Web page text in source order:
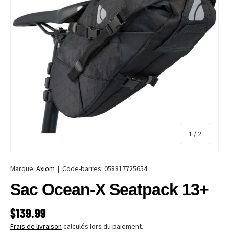
1 / de
2
Marque: Axiom | Code-barres: 058817725654
Sac Ocean-X Seatpack 13+
PRIX HABITUEL
$139.99
Frais de livraison calculés lors du paiement.